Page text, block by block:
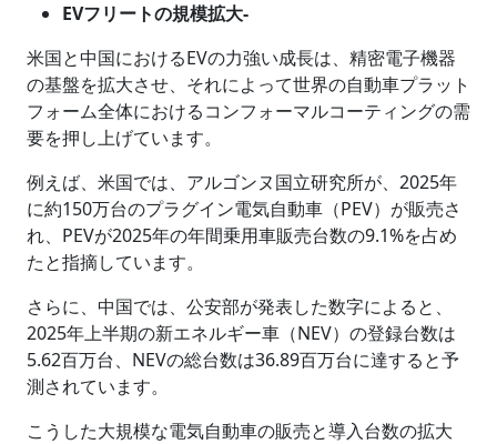
EVフリートの規模拡大-
米国と中国におけるEVの力強い成長は、精密電子機器
の基盤を拡大させ、それによって世界の自動車プラット
フォーム全体におけるコンフォーマルコーティングの需
要を押し上げています。
例えば、米国では、アルゴンヌ国立研究所が、2025年
に約150万台のプラグイン電気自動車（PEV）が販売さ
れ、PEVが2025年の年間乗用車販売台数の9.1%を占め
たと指摘しています。
さらに、中国では、公安部が発表した数字によると、
2025年上半期の新エネルギー車（NEV）の登録台数は
5.62百万台、NEVの総台数は36.89百万台に達すると予
測されています。
こうした大規模な電気自動車の販売と導入台数の拡大